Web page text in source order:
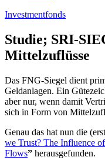
Investmentfonds
Studie; SRI-
Mittelzuflüsse
Das FNG-Siegel dient
Geldanlagen. Ein
aber nur, wenn damit
sich in Form von
Genau das hat nun die
we Trust? The Influence
Flows” herausgefunden.